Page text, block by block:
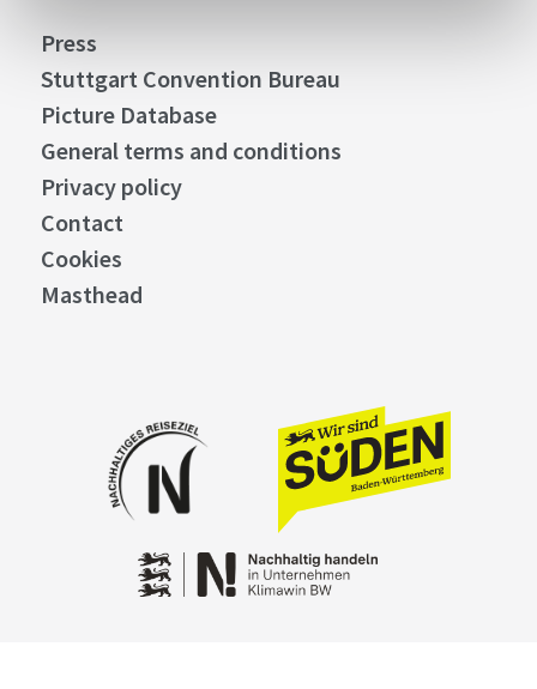
Press
Stuttgart Convention Bureau
Picture Database
General terms and conditions
Privacy policy
Contact
Cookies
Masthead